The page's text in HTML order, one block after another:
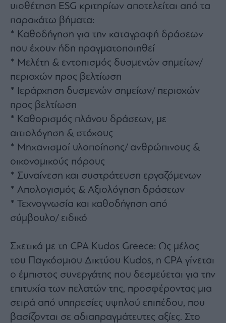
υιοθέτηση ESG κριτηρίων αποτελείται από τα
παρακάτω βήματα:
* Καθοδήγηση για την καταγραφή δράσεων
που έχουν ήδη πραγματοποιηθεί
* Μελέτη & εντοπισμός δυσμενών σημείων/
περιοχών προς βελτίωση
* Ιεράρχηση δυσμενών σημείων/ περιοχών
προς βελτίωση
* Καθορισμός πλάνου δράσεων, με
αιτιολόγηση & στόχους
* Μηχανισμοί υλοποίησης/ ανθρώπινους &
οικονομικούς πόρους
* Συναίνεση και συστράτευση εργαζόμενων
* Απολογισμός & Αξιολόγηση δράσεων
* Τεχνογνωσία και καθοδήγηση από
σύμβουλο/ ειδικό
Σχετικά με τη CPA Kudos Greece: Ως μέλος
του Παγκόσμιου Δικτύου Kudos, η CPA γίνεται
ο έμπιστος συνεργάτης που δεσμεύεται για την
επιτυχία των πελατών της, προσφέροντας μια
σειρά από υπηρεσίες υψηλού επιπέδου, που
βασίζονται σε αδιαπραγμάτευτες αξίες. Στο